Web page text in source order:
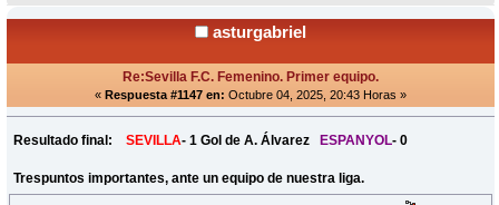
asturgabriel
Re:Sevilla F.C. Femenino. Primer equipo.
« Respuesta #1147 en: Octubre 04, 2025, 20:43 Horas »
Resultado final: SEVILLA- 1 Gol de A. ÁlvarezESPANYOL- 0
Trespuntos importantes, ante un equipo de nuestra liga.